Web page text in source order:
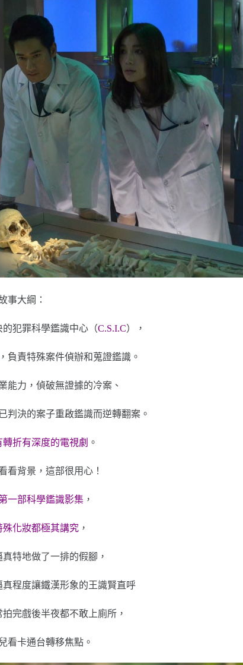
事大綱：
犯罪科學鑑識中心（C.S.I.C），
負責特殊案件偵辦和蒐證鑑識。
能力，偵破無證據的冷案、
判決的案子重啟鑑識而逆轉翻案。
轉折有深度的電視劇 。
看背景，這部很用心！
一部科學鑑識影集 ，
化妝都極其講究 ，
特地做了一排的假腳，
程度讓鐵漢形象的王識賢直呼
完戲後半夜都不敢上廁所，
看卡通台轉移焦點。